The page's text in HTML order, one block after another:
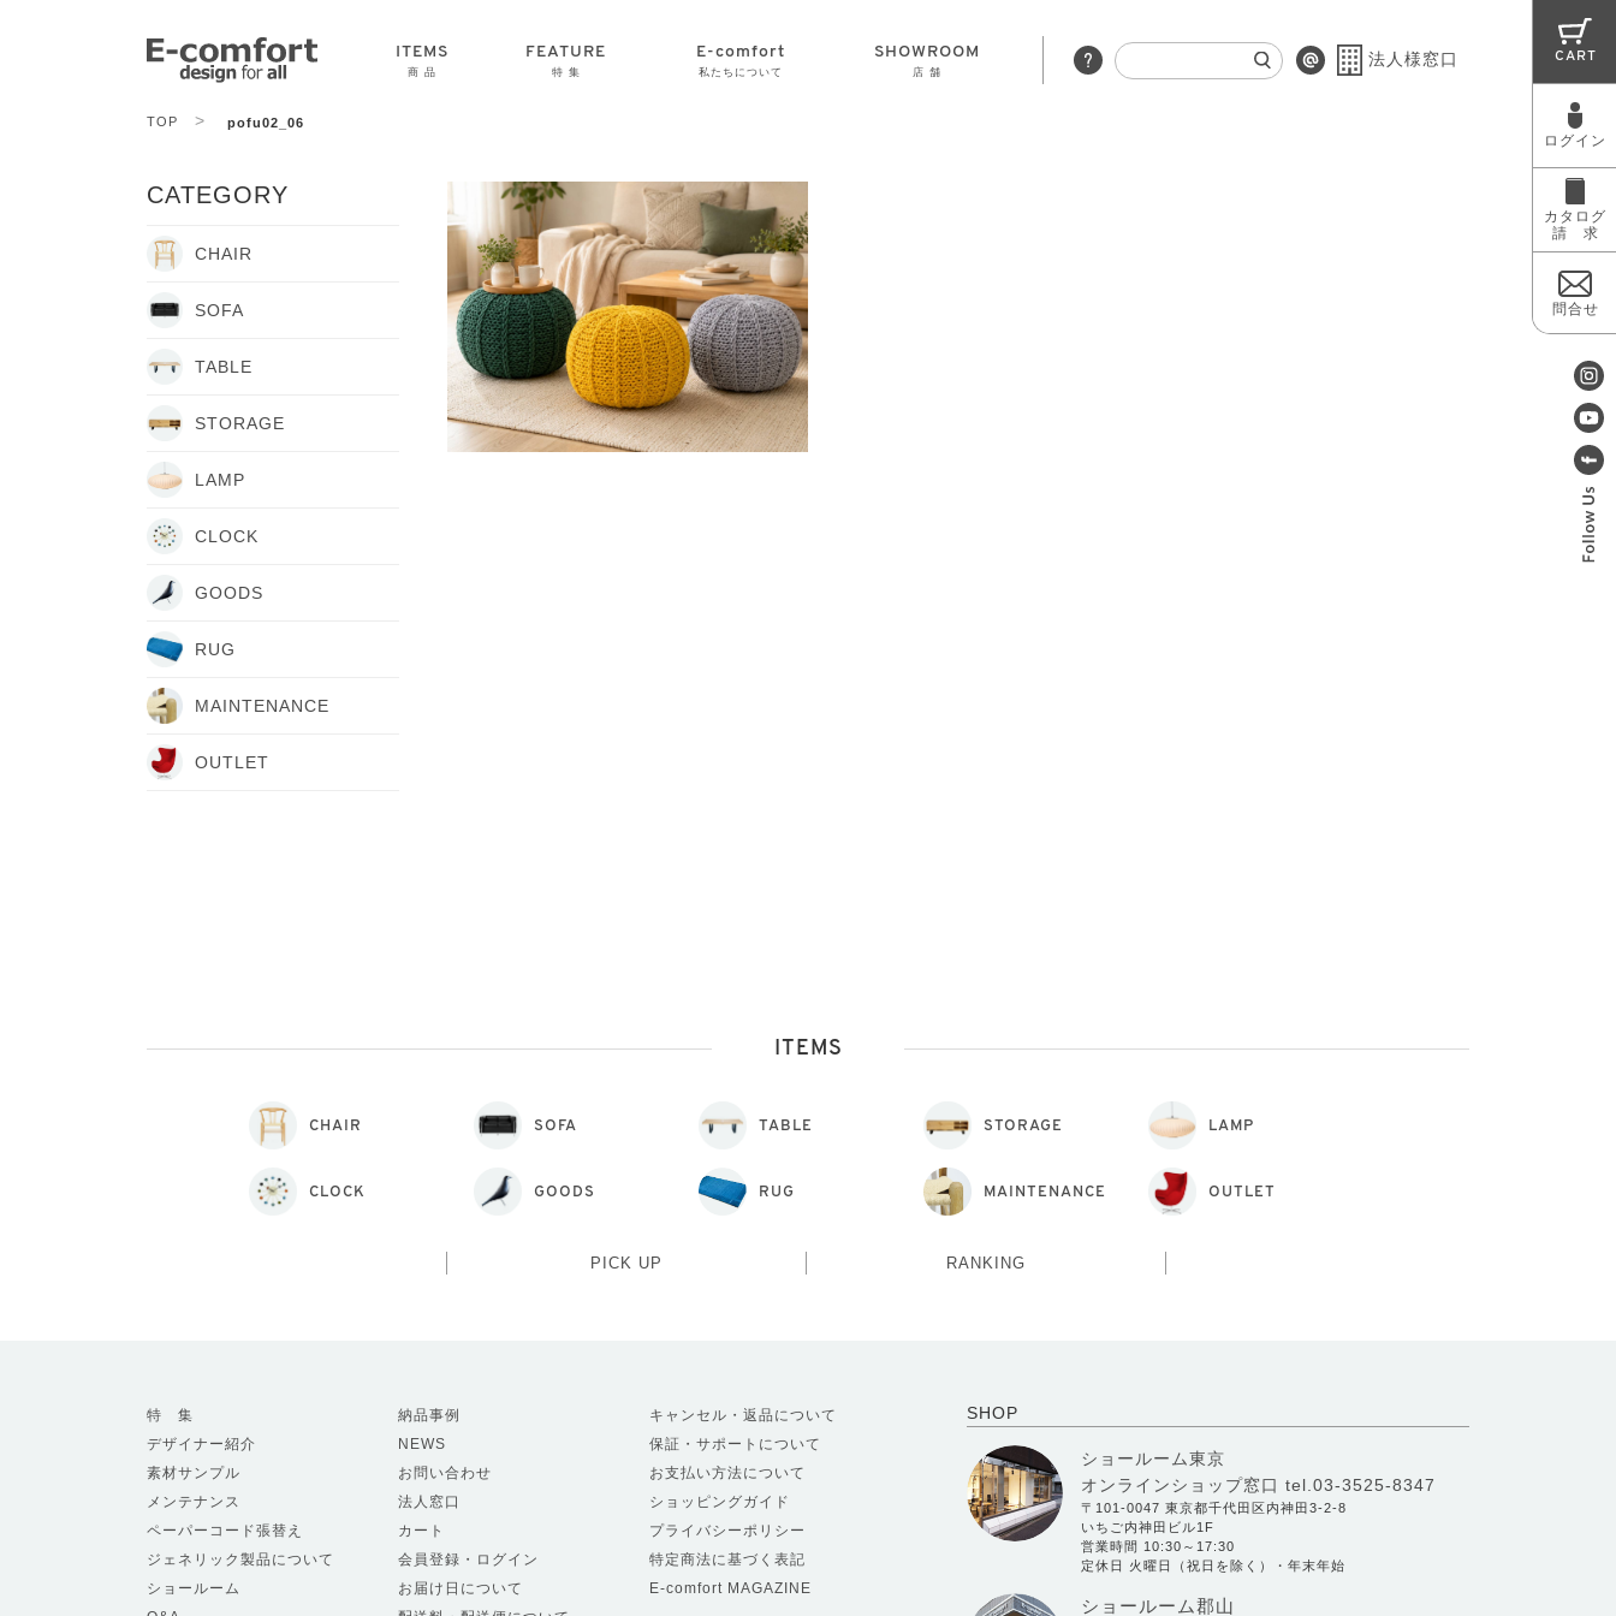
ITEMS
商 品
FEATURE
特 集
E-comfort
私たちについて
いて
SHOWROOM
店 舗
法人様窓口 CART
ログイン
カタログ
請 求
問合せ
TOP > pofu02_06
CATEGORY
CHAIR
SOFA
TABLE
STORAGE
LAMP
CLOCK
GOODS
RUG
MAINTENANCE
OUTLET
ITEMS
CHAIR SOFA TABLE STORAGE LAMP
CLOCK GOODS RUG MAINTENANCE OUTLET
PICK UP RANKING
SHOP
ショールーム東京
オンラインショップ窓口 tel.03-3525-8347
〒101-0047 東京都千代田区内神田3-2-8
いちご内神田ビル1F
営業時間 10:30～17:30
定休日 火曜日（祝日を除く）・年末年始
ショールーム郡山
特 集
デザイナー紹介
素材サンプル
メンテナンス
ペーパーコード張替え
ジェネリック製品について
ショールーム
納品事例
NEWS
お問い合わせ
法人窓口
カート
会員登録・ログイン
お届け日について
キャンセル・返品について
保証・サポートについて
お支払い方法について
ショッピングガイド
プライバシーポリシー
特定商法に基づく表記
E-comfort MAGAZINE